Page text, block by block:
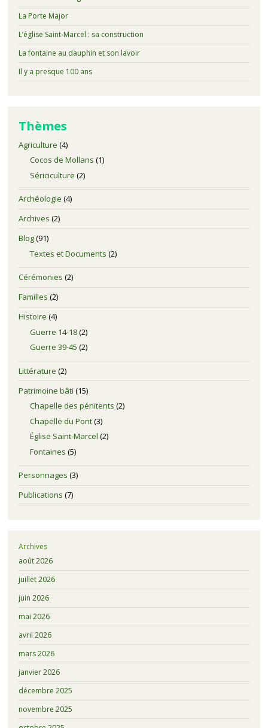
La Porte Major
L’église Saint-Marcel : sa construction
La fontaine au dauphin et son lavoir
Il y a presque 100 ans
Thèmes
Agriculture (4)
Cocos de Mollans (1)
Sériciculture (2)
Archéologie (4)
Archives (2)
Blog(91)
Textes et Documents (2)
Cérémonies (2)
Familles (2)
Histoire (4)
Guerre 14-18(2)
Guerre 39-45 (2)
Littérature (2)
Patrimoine bâti (15)
Chapelle des pénitents (2)
Chapelle du Pont(3)
Église Saint-Marcel (2)
Fontaines (5)
Personnages (3)
Publications (7)
Archives
août 2026
juillet 2026
juin 2026
mai 2026
avril 2026
mars 2026
janvier 2026
décembre 2025
novembre 2025